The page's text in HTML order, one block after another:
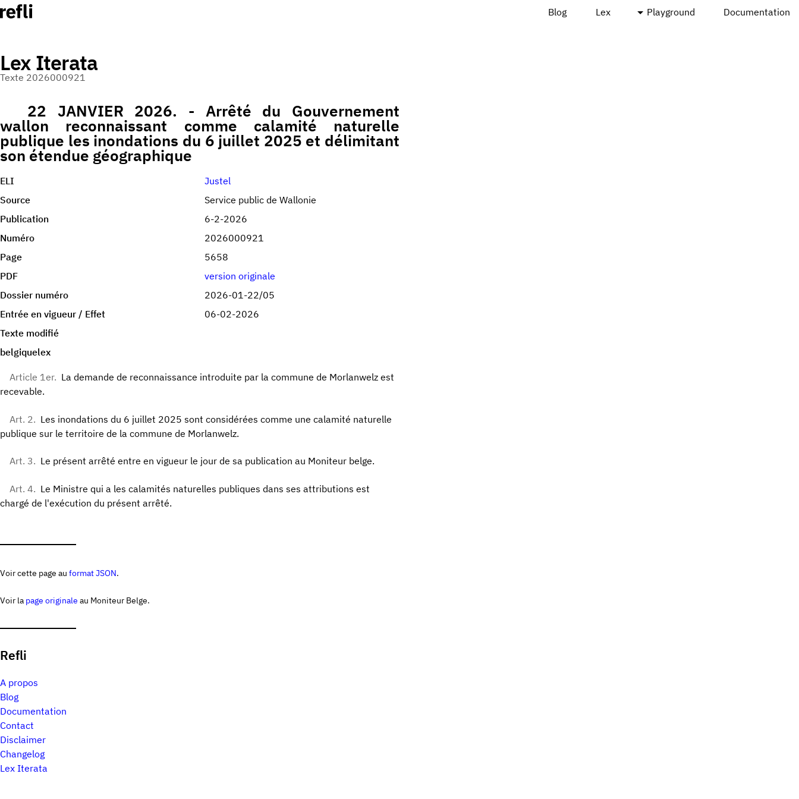
Blog Lex Playground Documentation
Lex Iterata
Texte 2026000921
22 JANVIER 2026. - Arrêté du Gouvernement
wallon reconnaissant comme calamité naturelle
publique les inondations du 6 juillet 2025 et délimitant
son étendue géographique
ELI
Justel
Source
Service public de Wallonie
Publication
6-2-2026
Numéro
2026000921
Page
5658
PDF
version originale
Dossier numéro
2026-01-22/05
Entrée en vigueur / Effet
06-02-2026
Texte modifié
belgiquelex
Article 1er. La demande de reconnaissance introduite par la commune de Morlanwelz est
recevable.
Art. 2. Les inondations du 6 juillet 2025 sont considérées comme une calamité naturelle
publique sur le territoire de la commune de Morlanwelz.
Art. 3. Le présent arrêté entre en vigueur le jour de sa publication au Moniteur belge.
Art. 4. Le Ministre qui a les calamités naturelles publiques dans ses attributions est
chargé de l'exécution du présent arrêté.
Voir cette page au format JSON.
Voir la page originale au Moniteur Belge.
Refli
A propos
Blog
Documentation
Contact
Disclaimer
Changelog
Lex Iterata